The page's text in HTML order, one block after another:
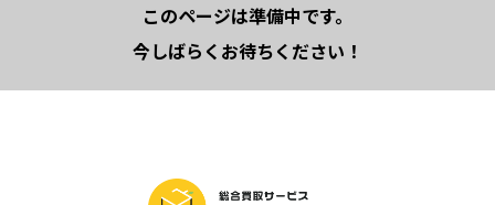
このページは準備中です。
今しばらくお待ちください！